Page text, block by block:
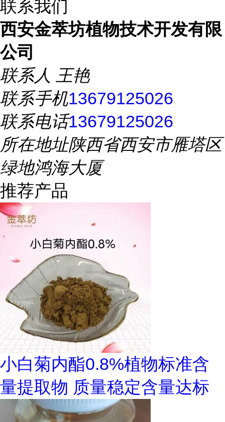
联系我们
西安金萃坊植物技术开发有限
公司
联系人 王艳
联系手机13679125026
联系电话13679125026
所在地址陕西省西安市雁塔区
绿地鸿海大厦
推荐产品
小白菊内酯0.8%植物标准含
量提取物 质量稳定含量达标